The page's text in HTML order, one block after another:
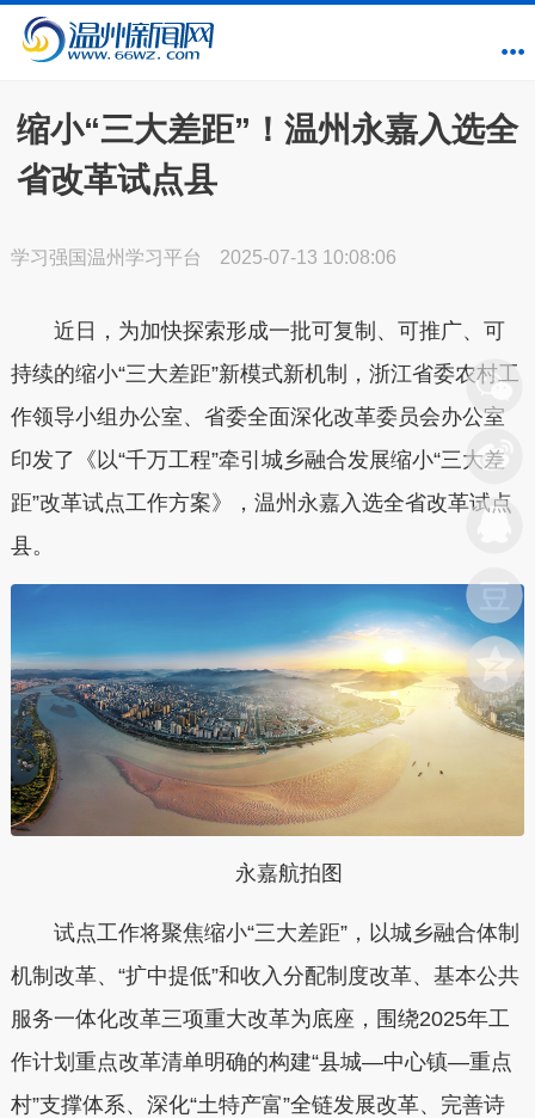
缩小“三大差距”！温州永嘉入选全
省改革试点县
学习强国温州学习平台 2025-07-13 10:08:06
近日，为加快探索形成一批可复制、可推广、可
持续的缩小“三大差距”新模式新机制，浙江省委农村工
作领导小组办公室、省委全面深化改革委员会办公室
印发了《以“千万工程”牵引城乡融合发展缩小“三大差
距”改革试点工作方案》，温州永嘉入选全省改革试点
县。
永嘉航拍图
试点工作将聚焦缩小“三大差距”，以城乡融合体制
机制改革、“扩中提低”和收入分配制度改革、基本公共
服务一体化改革三项重大改革为底座，围绕2025年工
作计划重点改革清单明确的构建“县城—中心镇—重点
村”支撑体系、深化“土特产富”全链发展改革、完善诗